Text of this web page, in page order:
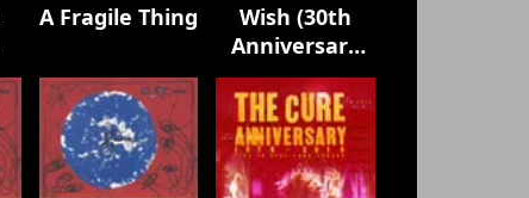
A Fragile Thing
Wish (30th
Anniversary
Edition)